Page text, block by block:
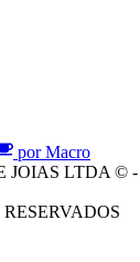
por Macro
JOIAS LTDA © -